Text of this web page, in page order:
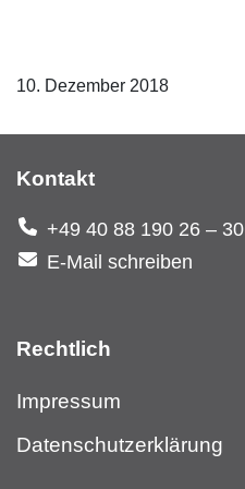
10. Dezember 2018
Kontakt
+49 40 88 190 26 – 30
E-Mail schreiben
Rechtlich
Impressum
Datenschutzerklärung